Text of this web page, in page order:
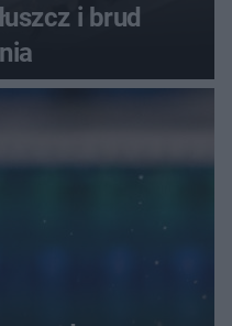
i brud